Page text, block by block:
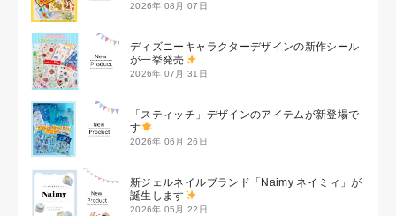
2026年 08月 07日
ディズニーキャラクターデザインの新作シール
が一挙発売
2026年 07月 31日
「スティッチ」デザインのアイテムが新登場で
す
2026年 06月 26日
新ジェルネイルブランド「Naimy ネイミィ」が
誕生します
2026年 05月 22日